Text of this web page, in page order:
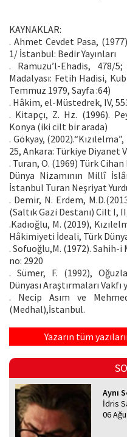
KAYNAKLAR:
. Ahmet Cevdet Pasa,
1/ İstanbul: Bedir Yayınları
. Ramuzu’l-Ehadis, 478/
Madalyası: Fetih Hadisi,
Temmuz 1979, Sayfa :64)
. Hâkim, el-Müstedrek, IV,
. Kitapçı, Z. Hz. (1996).
Konya (iki cilt bir arada)
. Gökyay,
25, Ankara: Türkiye Diyanet
. Turan, O. (1969) Türk
Dünya Nizamının Millî
İstanbul Turan Neşriyat
. Demir, N. Erdem,
(Saltık Gazi Destanı) Cilt I,
.Kadıoğlu, M. (2019),
Hâkimiyeti İdeali, Türk
. Sofuoğlu,M. (1972). Sahih-
no: 2920
. Sümer, F. (1992),
Dünyası Araştırmaları Vakfı
. Necip Asım ve
(Medhal),İstanbul.
Yazarın tüm
Aynı
İdris
06